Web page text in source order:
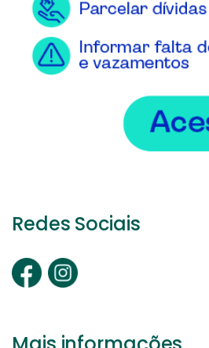
Redes Sociais